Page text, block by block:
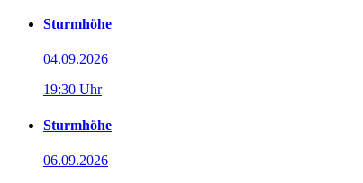
Sturmhöhe
04.09.2026
19:30 Uhr
Sturmhöhe
06.09.2026